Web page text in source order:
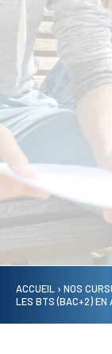
ACCUEIL › NOS
LES BTS (BAC+2) EN